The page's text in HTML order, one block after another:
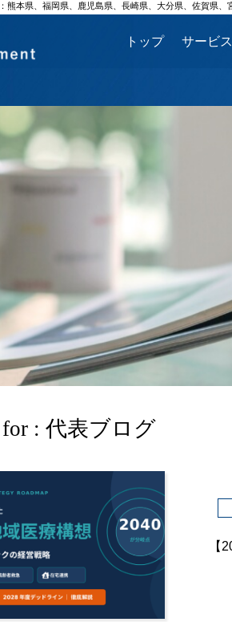
熊本県、福岡県、鹿児島県、長崎県、大分県、佐賀県、
トップ サービス
: 代表ブログ